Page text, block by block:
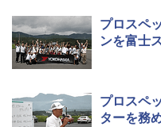
プロスペ
ンを富士
プロスペ
ターを務